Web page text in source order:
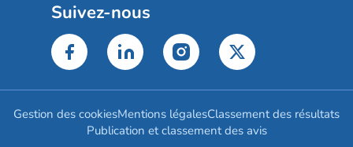
Suivez-nous
Gestion des cookiesMentions légalesClassement des résultats
Publication et classement des avis